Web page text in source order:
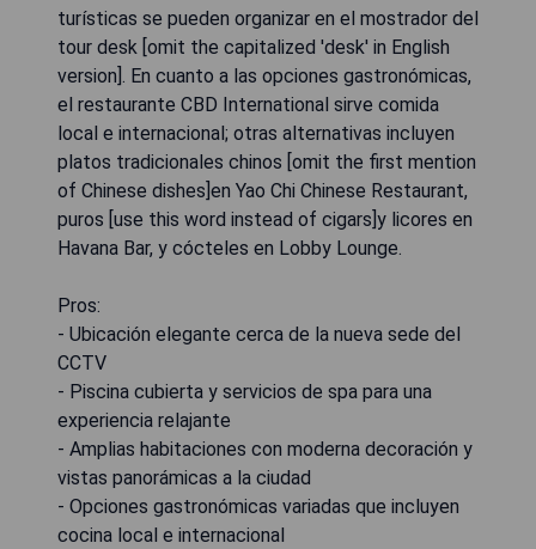
turísticas se pueden organizar en el mostrador del
tour desk [omit the capitalized 'desk' in English
version]. En cuanto a las opciones gastronómicas,
el restaurante CBD International sirve comida
local e internacional; otras alternativas incluyen
platos tradicionales chinos [omit the first mention
of Chinese dishes]en Yao Chi Chinese Restaurant,
puros [use this word instead of cigars]y licores en
Havana Bar, y cócteles en Lobby Lounge.
Pros:
- Ubicación elegante cerca de la nueva sede del
CCTV
- Piscina cubierta y servicios de spa para una
experiencia relajante
- Amplias habitaciones con moderna decoración y
vistas panorámicas a la ciudad
- Opciones gastronómicas variadas que incluyen
cocina local e internacional